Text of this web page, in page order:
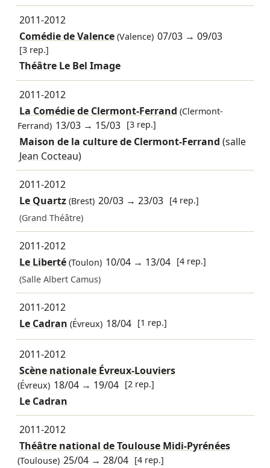
2011-2012
Comédie de Valence(Valence) 07/03 →09/03
[3 rep.]
Théâtre Le Bel Image
2011-2012
La Comédie de Clermont-Ferrand (Clermont-
Ferrand) 13/03 → 15/03 [3 rep.]
Maison de la culture de Clermont-Ferrand (salle
Jean Cocteau)
2011-2012
Le Quartz(Brest) 20/03 →23/03 [4 rep.]
(Grand Théâtre)
2011-2012
Le Liberté(Toulon) 10/04 → 13/04 [4 rep.]
(Salle Albert Camus)
2011-2012
Le Cadran (Évreux) 18/04 [1 rep.]
2011-2012
Scène nationale Évreux-Louviers
(Évreux) 18/04 → 19/04 [2 rep.]
Le Cadran
2011-2012
Théâtre national de Toulouse Midi-Pyrénées
(Toulouse) 25/04 →28/04 [4 rep.]